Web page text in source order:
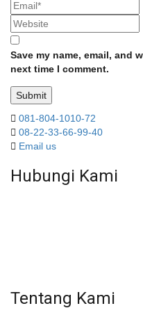
Save my name, email, and
next time I comment.
081-804-1010-72
08-22-33-66-99-40
Email us
Hubungi Kami
Tentang Kami